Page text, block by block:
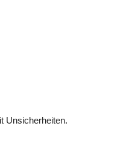
Unsicherheiten.